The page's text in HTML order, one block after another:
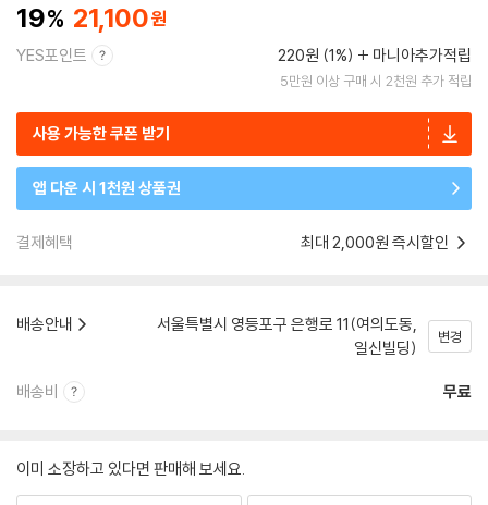
19 21,100
YES포인트 220원 (1%) 마니아추가적립
5만원 이상 구매 시 2천원 추가 적립
사용 가능한 쿠폰 받기
앱 다운 시 1천원 상품권
결제혜택 최대 2,000원 즉시할인
배송안내
서울특별시 영등포구 은행로 11(여의도동,
일신빌딩)
변경
배송비 무료
이미 소장하고 있다면 판매해 보세요.